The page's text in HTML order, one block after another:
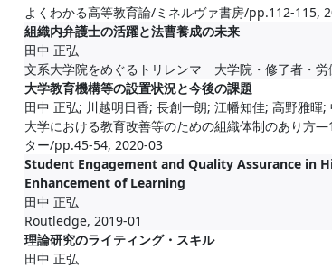
よくわかる高等教育論/ミネルヴァ書房/pp.112-115,
組織内弁護士の活躍と法曹養成の未来
田中 正弘
文系大学院をめぐるトリレンマ 大学院・修了者・
大学教育機構等の設置状況と今後の課題
田中 正弘; 川越明日香; 長創一朗; 江幡知佳; 高野雅暉;
大学における教育改善等のための組織体制のあり方
ター/pp.45-54, 2020-03
Student Engagement and Quality Assurance in
Enhancement of Learning
田中 正弘
Routledge, 2019-01
理論研究のライティング・スキル
田中 正弘